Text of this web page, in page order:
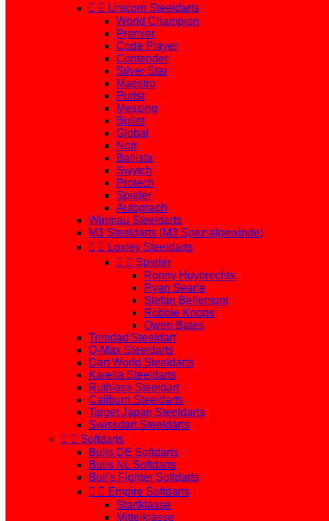
  Unicorn Steeldarts
World Champion
Premier
Code Player
Contender
Silver Star
Maestro
Purist
Messing
Bullet
Global
Noir
Ballista
Swytch
Protech
Spieler
Autograph
Winmau Steeldarts
M3 Steeldarts (M3 Spezialgewinde)
  Loxley Steeldarts
  Spieler
Ronny Huybrechts
Ryan Searle
Stefan Bellemont
Robbie Knops
Owen Bates
Trinidad Steeldart
Q-Max Steeldarts
Dart World Steeldarts
Karella Steeldarts
Ruthless Steeldart
Caliburn Steeldarts
Target Japan Steeldarts
Swissdart Steeldarts
  Softdarts
Bulls DE Softdarts
Bulls NL Softdarts
Bull's Fighter Softdarts
  Empire Softdarts
Startklasse
Mittelklasse